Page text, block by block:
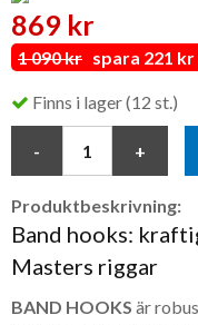
869 kr
1 090 kr spara 221 kr
Finns i lager (12 st.)
Produktbeskrivning:
Band hooks:
Masters riggar
BAND HOOKS är